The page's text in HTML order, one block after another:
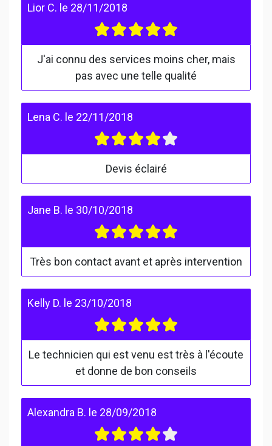
Lior C. le 28/11/2018
J'ai connu des services moins cher, mais
pas avec une telle qualité
Lena C. le 22/11/2018
Devis éclairé
Jane B. le 30/10/2018
Très bon contact avant et après intervention
Kelly D. le 23/10/2018
Le technicien qui est venu est très à l'écoute
et donne de bon conseils
Alexandra B. le 28/09/2018